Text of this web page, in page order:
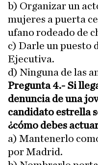
b) Organizar un
mujeres a puerta
ufano rodeado de
c) Darle un puesto
Ejecutiva.
d) Ninguna de las
Pregunta 4.- Si
denuncia de una
candidato estrella
¿cómo debes
a) Mantenerlo
por Madrid.